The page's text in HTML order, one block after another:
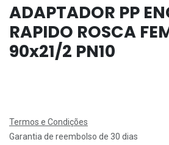
ADAPTADOR PP
RAPIDO ROSCA
90x21/2 PN10
Termos e Condições
Garantia de reembolso de 30 dias